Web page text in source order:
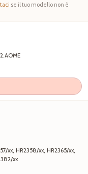
se il tuo modello non è
xx, HR2358/xx, HR2365/xx,
xx